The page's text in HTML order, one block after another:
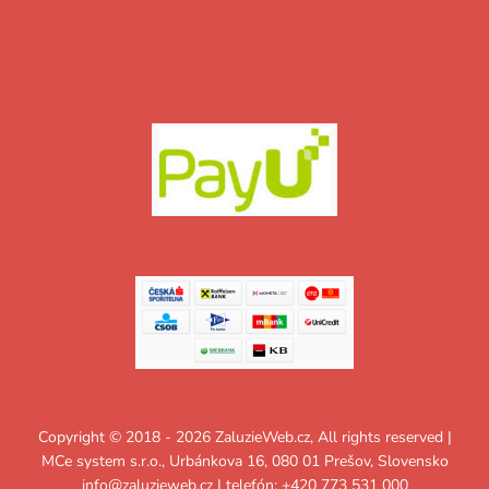
Copyright © 2018 - 2026 ZaluzieWeb.cz, All rights reserved |
MCe system s.r.o., Urbánkova 16, 080 01 Prešov, Slovensko